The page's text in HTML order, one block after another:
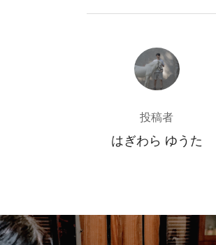
投稿者
投稿者
はぎわら ゆうた
投